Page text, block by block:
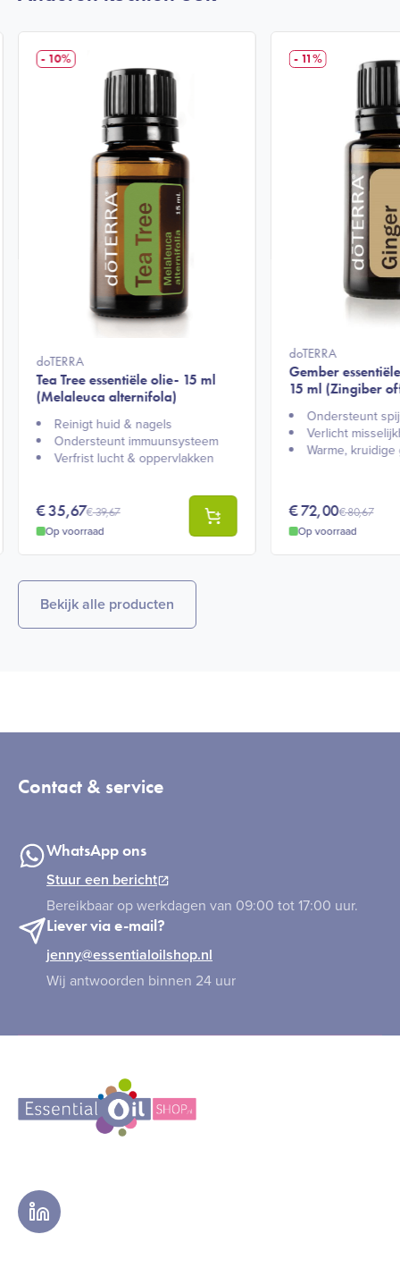
- 10%
doTERRA
Tea Tree essentiële olie- 15 ml
(Melaleuca alternifola)
Reinigt huid & nagels​
Ondersteunt immuunsysteem​
Verfrist lucht & oppervlakken​
€35,67€39,67
Op voorraad
- 11%
doTERRA
Gember
15 ml (Zingiber
Ondersteunt
Verlicht
Warme,
€72,00€80,67
Op voorraad
Bekijk alle producten
Contact & service
WhatsApp ons
Stuur een bericht
Bereikbaar op werkdagen van 09:00 tot 17:00 uur.
Liever via e-mail?
jenny@essentialoilshop.nl
Wij antwoorden binnen 24 uur
linkedin